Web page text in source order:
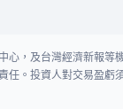
，及台灣經濟新報
。投資人對交易盈虧